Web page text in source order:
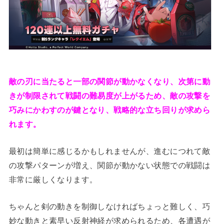
敵の刃に当たると一部の関節が動かなくなり、次第に動
きが制限されて戦闘の難易度が上がるため、敵の攻撃を
巧みにかわすのが鍵となり、戦略的な立ち回りが求めら
れます。
最初は簡単に感じるかもしれませんが、進むにつれて敵
の攻撃パターンが増え、関節が動かない状態での戦闘は
非常に厳しくなります。
ちゃんと剣の動きを制御しなければちょっと難しく、巧
妙な動きと素早い反射神経が求められるため、各遭遇が